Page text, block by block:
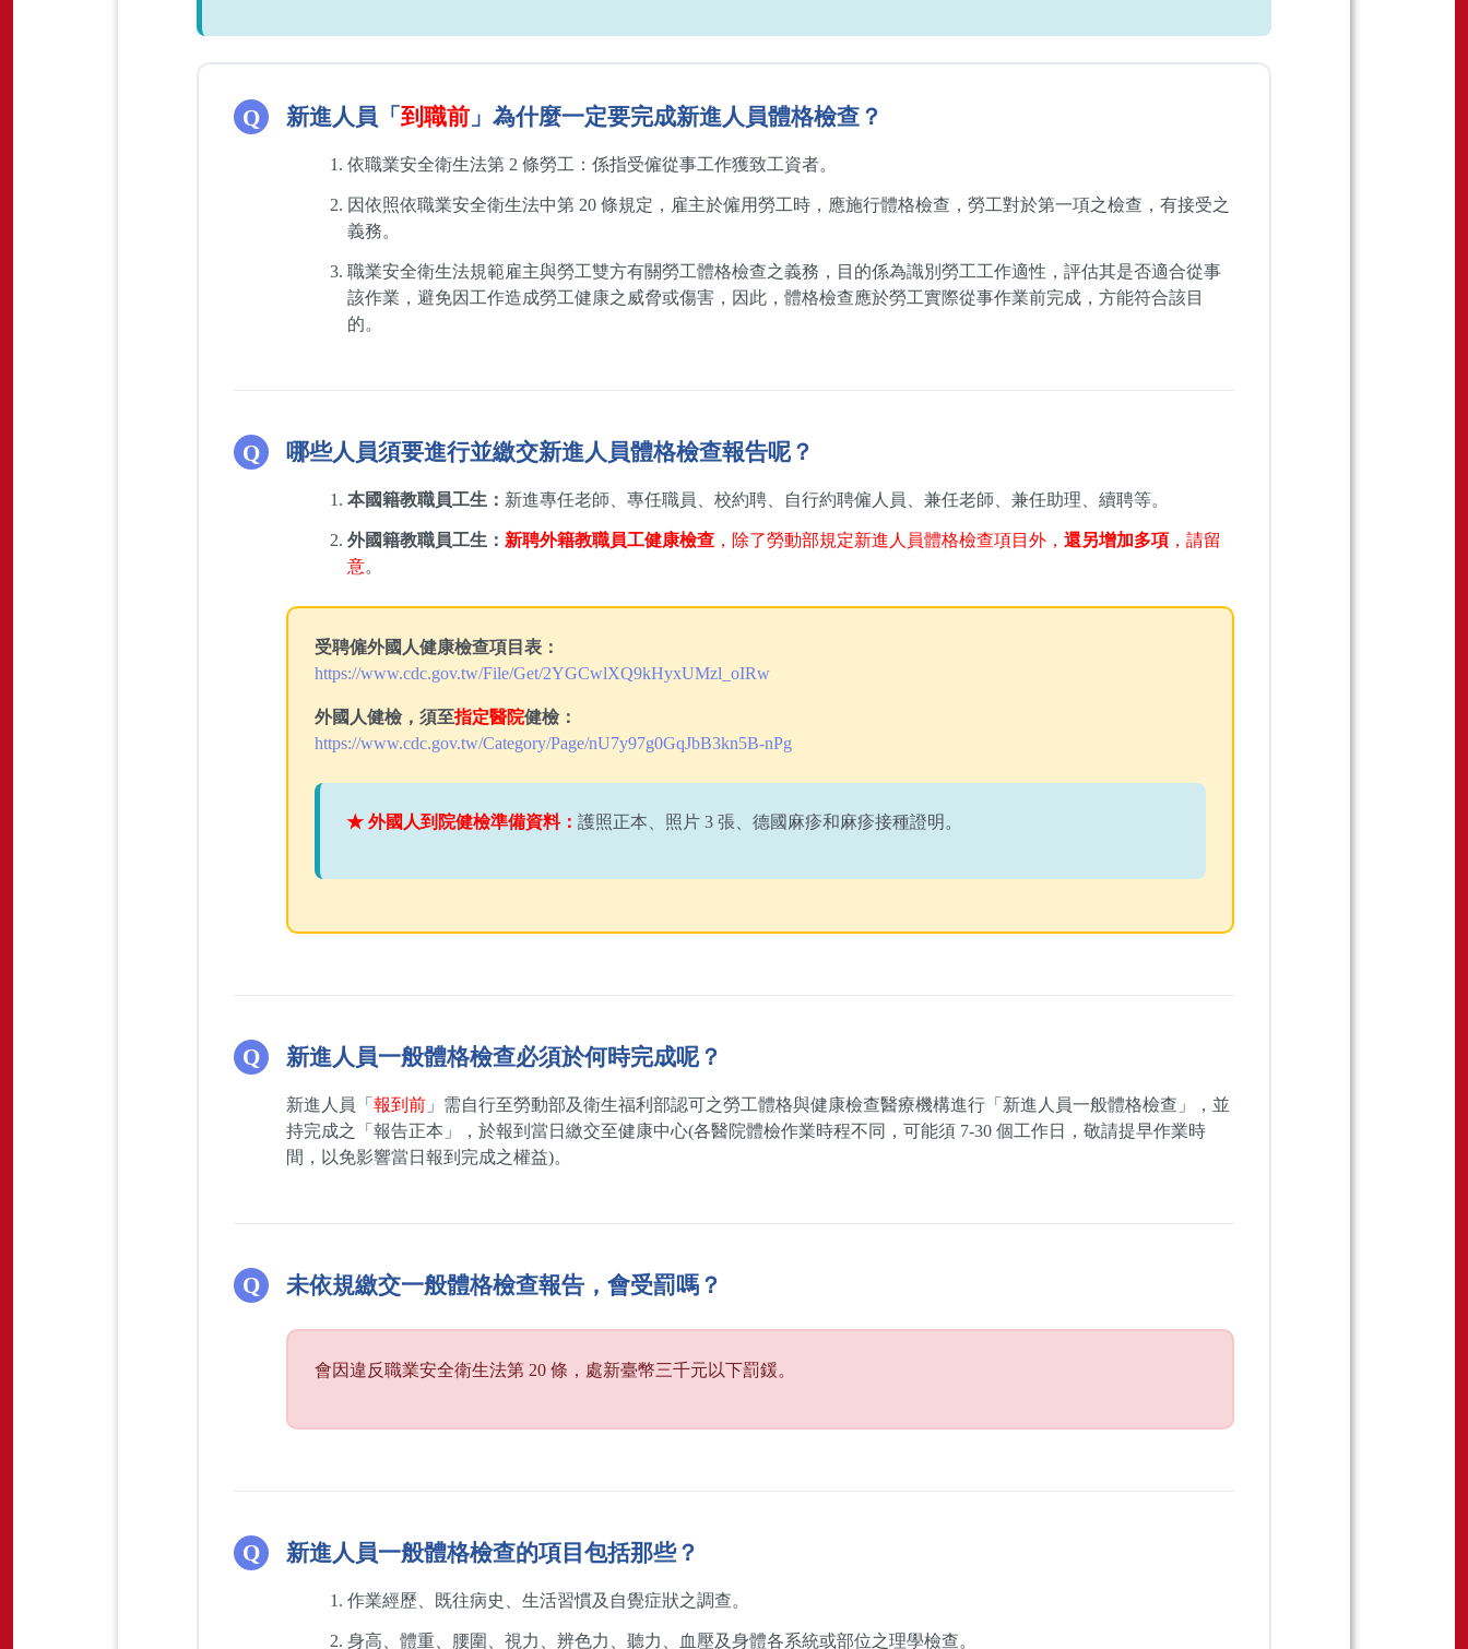
新進人員「 到職前」為什麼一定要完成新進人員體格檢查？
依職業安全衛生法第 2 條勞工：係指受僱從事工作獲致工資者。
因依照依職業安全衛生法中第 20 條規定，雇主於僱用勞工時，應施行體格檢查，勞工對於第一項之檢查，有接受之
義務。
職業安全衛生法規範雇主與勞工雙方有關勞工體格檢查之義務，目的係為識別勞工工作適性，評估其是否適合從事
該作業，避免因工作造成勞工健康之威脅或傷害，因此，體格檢查應於勞工實際從事作業前完成，方能符合該目
的。
哪些人員須要進行並繳交新進人員體格檢查報告呢？
本國籍教職員工生： 新進專任老師、專任職員、校約聘、自行約聘僱人員、兼任老師、兼任助理、續聘等。
外國籍教職員工生： 新聘外籍教職員工健康檢查，除了勞動部規定新進人員體格檢查項目外， 還另增加多項，請留
意。
受聘僱外國人健康檢查項目表：
https://www.cdc.gov.tw/File/Get/2YGCwlXQ9kHyxUMzl_oIRw
外國人健檢，須至指定醫院健檢：
https://www.cdc.gov.tw/Category/Page/nU7y97g0GqJbB3kn5B-nPg
★ 外國人到院健檢準備資料： 護照正本、照片 3 張、德國麻疹和麻疹接種證明。
新進人員一般體格檢查必須於何時完成呢？
新進人員「 報到前」需自行至勞動部及衛生福利部認可之勞工體格與健康檢查醫療機構進行「新進人員一般體格檢查」，並
持完成之「報告正本」，於報到當日繳交至健康中心(各醫院體檢作業時程不同，可能須 7-30 個工作日，敬請提早作業時
間，以免影響當日報到完成之權益)。
未依規繳交一般體格檢查報告，會受罰嗎？
會因違反職業安全衛生法第 20 條，處新臺幣三千元以下罰鍰。
新進人員一般體格檢查的項目包括那些？
作業經歷、既往病史、生活習慣及自覺症狀之調查。
身高、體重、腰圍、視力、辨色力、聽力、血壓及身體各系統或部位之理學檢查。